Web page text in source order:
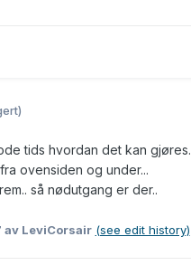
tids hvordan det kan gjøres.
ovensiden og under...
så nødutgang er der..
av LeviCorsair (see edit history)